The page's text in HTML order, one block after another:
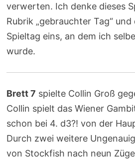
verwerten. Ich denke dieses
Rubrik „gebrauchter Tag“
Spieltag eins, an dem ich
wurde.
Brett 7 spielte Collin Groß
Collin spielt das Wiener
schon bei 4. d3?! von der
Durch zwei weitere
von Stockfish nach neun